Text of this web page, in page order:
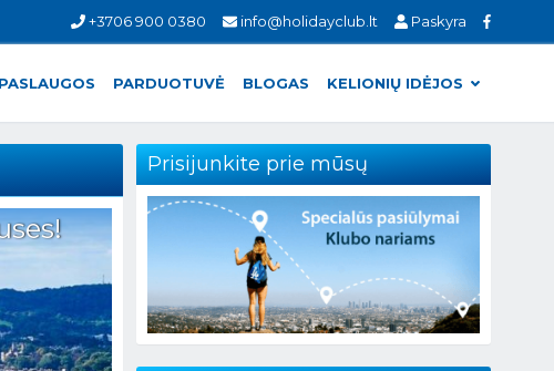
+3706 900 0380 info@holidayclub.lt Paskyra
PASLAUGOS PARDUOTUVĖ BLOGAS KELIONIŲ IDĖJOS
Prisijunkite prie mūsų